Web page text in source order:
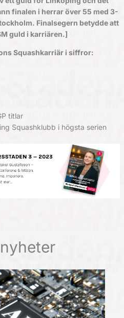
finalen i herrar över 55 med 3-
Finalsegern betydde att
guld i karriären.]
Squashkarriär i siffror:
titlar
Squashklubb i högsta serien